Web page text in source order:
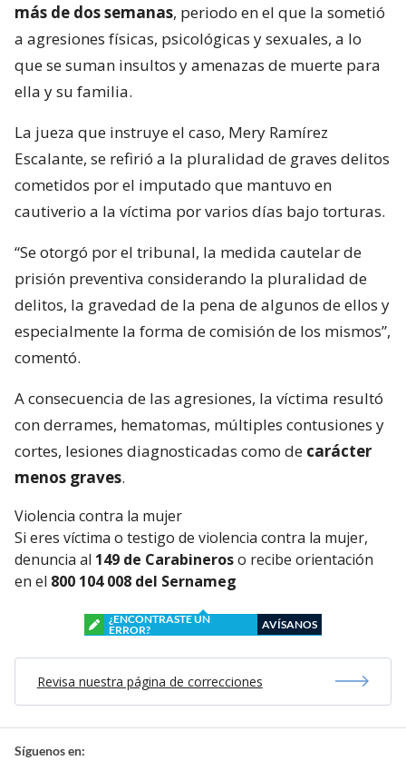
más de dos semanas, periodo en el que la sometió
a agresiones físicas, psicológicas y sexuales, a lo
que se suman insultos y amenazas de muerte para
ella y su familia.
La jueza que instruye el caso, Mery Ramírez
Escalante, se refirió a la pluralidad de graves delitos
cometidos por el imputado que mantuvo en
cautiverio a la víctima por varios días bajo torturas.
“Se otorgó por el tribunal, la medida cautelar de
prisión preventiva considerando la pluralidad de
delitos, la gravedad de la pena de algunos de ellos y
especialmente la forma de comisión de los mismos”,
comentó.
A consecuencia de las agresiones, la víctima resultó
con derrames, hematomas, múltiples contusiones y
cortes, lesiones diagnosticadas como de carácter
menos graves.
Violencia contra la mujer
Si eres víctima o testigo de violencia contra la mujer,
denuncia al 149 de Carabineroso recibe orientación
en el 800 104 008 del Sernameg
¿ENCONTRASTE UN
ERROR?
AVÍSANOS
Revisa nuestra página de correcciones
Síguenos en: